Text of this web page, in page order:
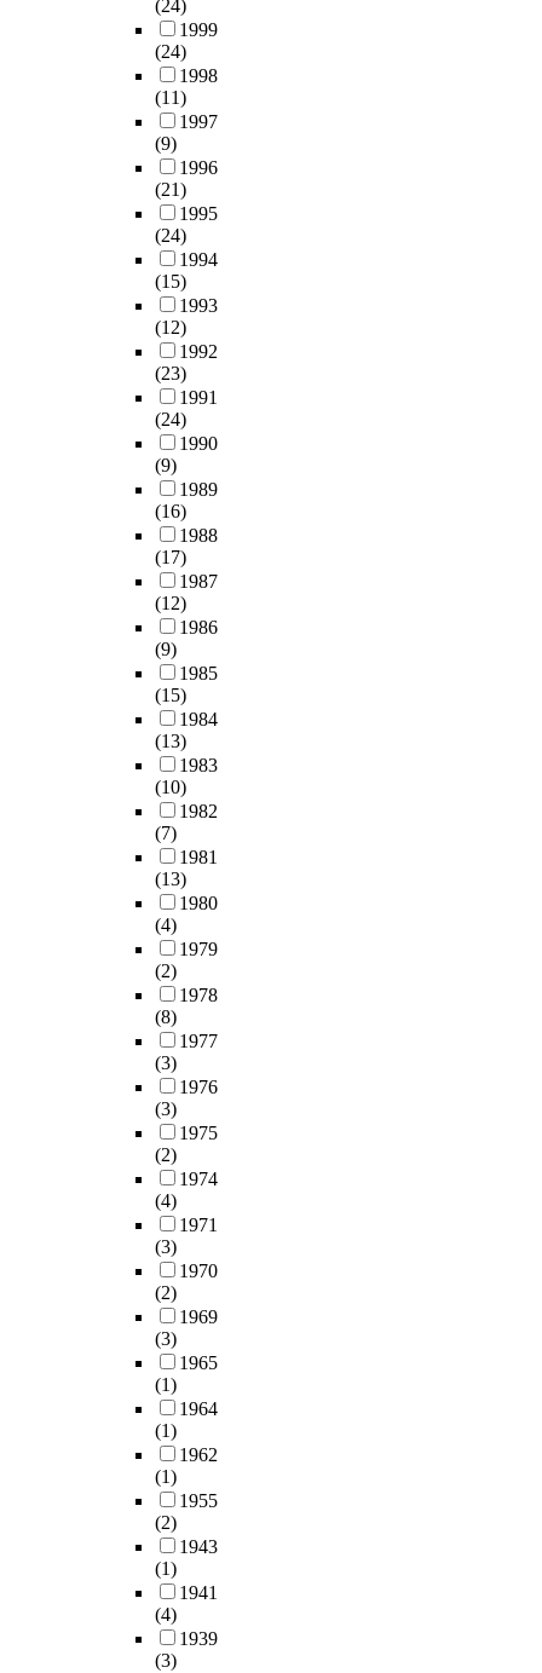
(24)
1999
(24)
1998
(11)
1997
(9)
1996
(21)
1995
(24)
1994
(15)
1993
(12)
1992
(23)
1991
(24)
1990
(9)
1989
(16)
1988
(17)
1987
(12)
1986
(9)
1985
(15)
1984
(13)
1983
(10)
1982
(7)
1981
(13)
1980
(4)
1979
(2)
1978
(8)
1977
(3)
1976
(3)
1975
(2)
1974
(4)
1971
(3)
1970
(2)
1969
(3)
1965
(1)
1964
(1)
1962
(1)
1955
(2)
1943
(1)
1941
(4)
1939
(3)